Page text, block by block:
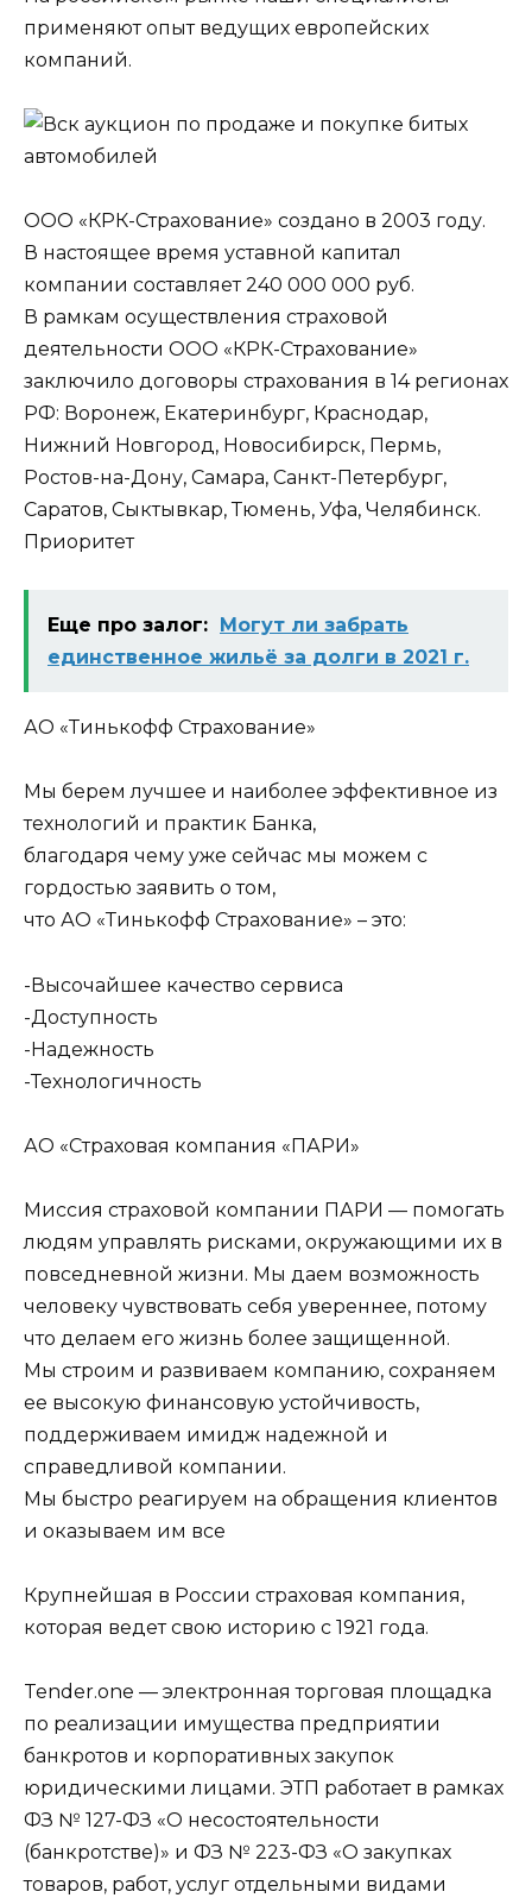
применяют опыт ведущих европейских
компаний.
ООО «КРК-Страхование» создано в 2003 году.
В настоящее время уставной капитал
компании составляет 240 000 000 руб.
В рамкам осуществления страховой
деятельности ООО «КРК-Страхование»
заключило договоры страхования в 14 регионах
РФ: Воронеж, Екатеринбург, Краснодар,
Нижний Новгород, Новосибирск, Пермь,
Ростов-на-Дону, Самара, Санкт-Петербург,
Саратов, Сыктывкар, Тюмень, Уфа, Челябинск.
Приоритет
Еще про залог:
Могут ли забрать
единственное жильё за долги в 2021 г.
АО «Тинькофф Страхование»
Мы берем лучшее и наиболее эффективное из
технологий и практик Банка,
благодаря чему уже сейчас мы можем с
гордостью заявить о том,
что АО «Тинькофф Страхование» – это:
-Высочайшее качество сервиса
-Доступность
-Надежность
-Технологичность
АО «Страховая компания «ПАРИ»
Миссия страховой компании ПАРИ — помогать
людям управлять рисками, окружающими их в
повседневной жизни. Мы даем возможность
человеку чувствовать себя увереннее, потому
что делаем его жизнь более защищенной.
Мы строим и развиваем компанию, сохраняем
ее высокую финансовую устойчивость,
поддерживаем имидж надежной и
справедливой компании.
Мы быстро реагируем на обращения клиентов
и оказываем им все
Крупнейшая в России страховая компания,
которая ведет свою историю с 1921 года.
Tender.one — электронная торговая площадка
по реализации имущества предприятии
банкротов и корпоративных закупок
юридическими лицами. ЭТП работает в рамках
ФЗ № 127-ФЗ «О несостоятельности
(банкротстве)» и ФЗ № 223-ФЗ «О закупках
товаров, работ, услуг отдельными видами